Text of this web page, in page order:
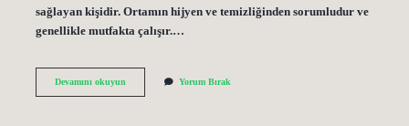
sağlayan kişidir. Ortamın hijyen ve temizliğinden sorumludur ve
genellikle mutfakta çalışır.…
Devamını okuyunBeyaz
Yorum Bırak